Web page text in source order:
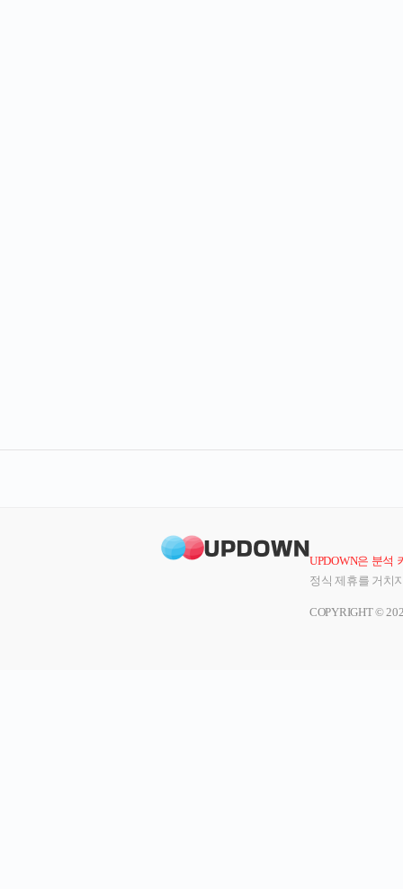
UPDOWN은 분석
정식 제휴를 거치
COPYRIGHT ©